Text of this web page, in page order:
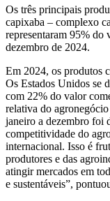
Os três principais
capixaba – complexo
representaram 95% do
dezembro de 2024.
Em 2024, os produtos
Os Estados Unidos se
com 22% do valor
relativa do
janeiro a dezembro foi
competitividade do
internacional. Isso é
produtores e das
atingir mercados em
e sustentáveis”,